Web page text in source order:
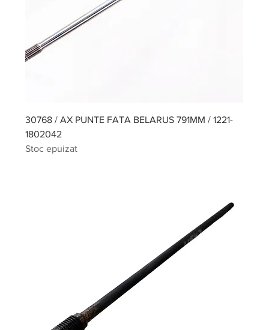
30768 / AX PUNTE FATA BELARUS 791MM / 1221-
1802042
Stoc epuizat